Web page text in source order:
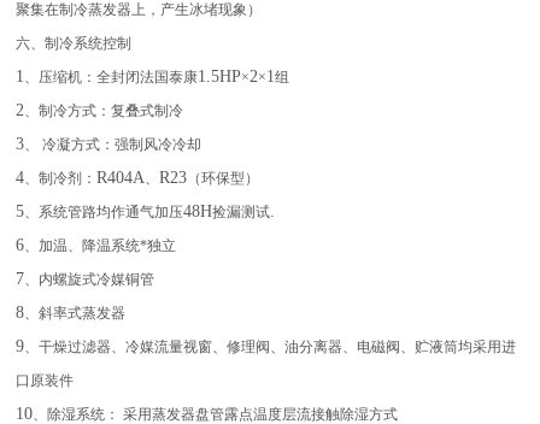
聚集在制冷蒸发器上，产生冰堵现象）
六、制冷系统控制
1、压缩机：全封闭法国泰康1.5HP×2×1组
2、制冷方式：复叠式制冷
3、 冷凝方式：强制风冷冷却
4、制冷剂：R404A、R23 （环保型）
5、系统管路均作通气加压48H捡漏测试.
6、加温、降温系统*独立
7、内螺旋式冷媒铜管
8、斜率式蒸发器
9、干燥过滤器、冷媒流量视窗、修理阀、油分离器、电磁阀、贮液筒均采用进
口原装件
10、除湿系统： 采用蒸发器盘管露点温度层流接触除湿方式